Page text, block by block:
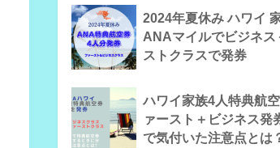
2024年夏休み ハワイ
ANAマイルでビジネス
ストクラスで発券
ハワイ家族4人特典航
ァースト＋ビジネス発
で気付いた注意点とは